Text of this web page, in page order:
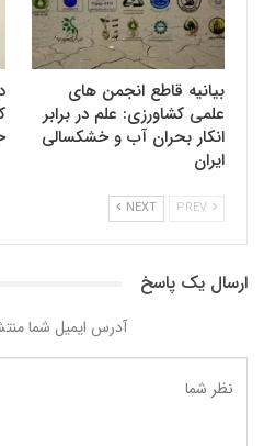
بیانیه قاطع انجمن های
علمی کشاورزی: علم در برابر
انکار بحران آب و خشکسالی
ایران
NEXT
ارسال یک پاسخ
آدرس ایمیل شما